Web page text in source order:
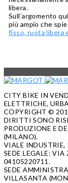
libera.
Sull’argomento
più ampio che
fisso, ruota libera
CITY BIKE IN
ELETTRICHE,
COPYRIGHT ©
DIRITTI SONO
PRODUZIONE E
(MILANO).
VIALE INDUSTRIE,
SEDE LEGALE:
04105220711.
SEDE
VILLASANTA